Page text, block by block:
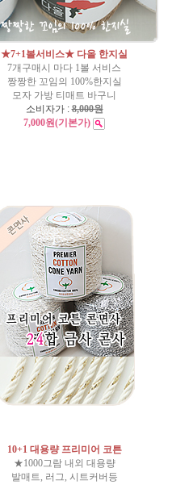
★7+1볼서비스★ 다올 한지실
7개구매시 마다 1볼 서비스
짱짱한 꼬임의 100%한지실
모자 가방 티매트 바구니
소비자가 :8,000원
7,000원(기본가)
10+1 대용량 프리미어 코튼
★1000그람 내외 대용량
발매트, 러그, 시트커버등